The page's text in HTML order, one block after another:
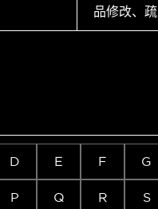
品修改、
D E F G
P Q R S